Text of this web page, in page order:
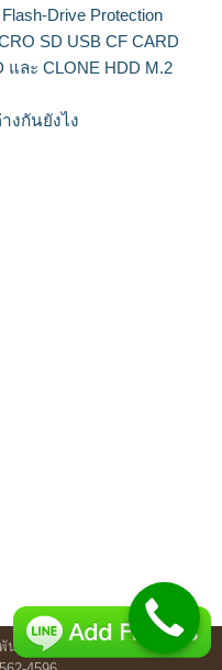
หา
Drive Protection
SD USB CF CARD
และ CLONE HDD M.2
งกันยังไง
นธุ์ทิพย์บางกะปิ ชั้น 3 โทร.087-